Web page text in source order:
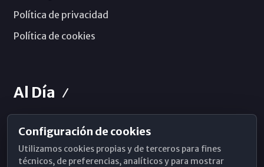
Política de privacidad
Política de cookies
Al Día
Horarios de Misa
Hemeroteca
Configuración de cookies
Utilizamos cookies propias y de terceros para fines
técnicos, de preferencias, analíticos y para mostrar